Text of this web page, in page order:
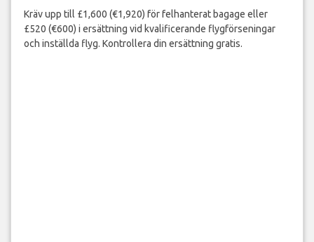
Kräv upp till £1,600 (€1,920) för felhanterat bagage eller
£520 (€600) i ersättning vid kvalificerande flygförseningar
och inställda flyg. Kontrollera din ersättning gratis.